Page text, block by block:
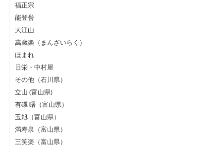
福正宗
能登誉
大江山
萬歳楽（まんざいらく）
ほまれ
日栄・中村屋
その他（石川県）
立山 (富山県)
有磯 曙（富山県）
玉旭（富山県）
満寿泉（富山県）
三笑楽（富山県）